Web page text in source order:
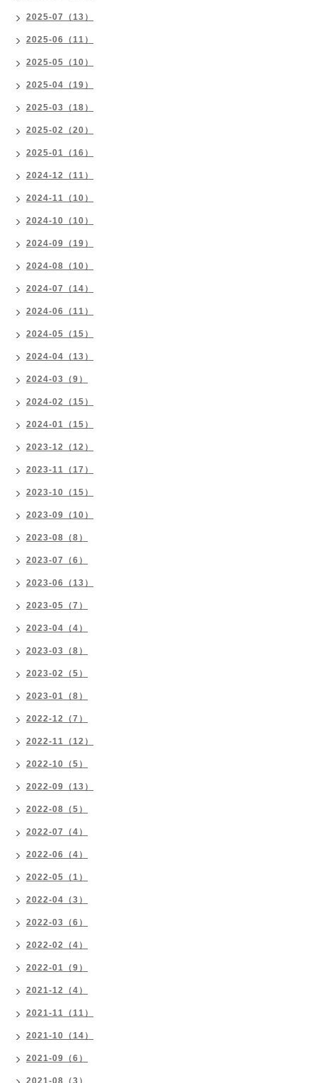
2025-07（13）
2025-06（11）
2025-05（10）
2025-04（19）
2025-03（18）
2025-02（20）
2025-01（16）
2024-12（11）
2024-11（10）
2024-10（10）
2024-09（19）
2024-08（10）
2024-07（14）
2024-06（11）
2024-05（15）
2024-04（13）
2024-03（9）
2024-02（15）
2024-01（15）
2023-12（12）
2023-11（17）
2023-10（15）
2023-09（10）
2023-08（8）
2023-07（6）
2023-06（13）
2023-05（7）
2023-04（4）
2023-03（8）
2023-02（5）
2023-01（8）
2022-12（7）
2022-11（12）
2022-10（5）
2022-09（13）
2022-08（5）
2022-07（4）
2022-06（4）
2022-05（1）
2022-04（3）
2022-03（6）
2022-02（4）
2022-01（9）
2021-12（4）
2021-11（11）
2021-10（14）
2021-09（6）
2021-08（3）